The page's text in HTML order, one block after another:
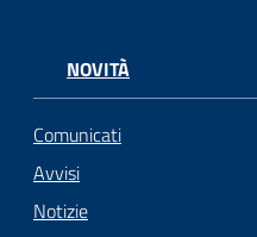
NOVITÀ
Comunicati
Avvisi
Notizie